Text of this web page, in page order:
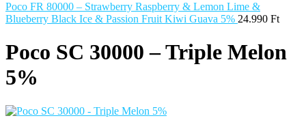
Poco FR 80000 – Strawberry Raspberry & Lemon Lime &
Blueberry Black Ice & Passion Fruit Kiwi Guava 5% 24.990 Ft
Poco SC 30000 – Triple Melon
5%